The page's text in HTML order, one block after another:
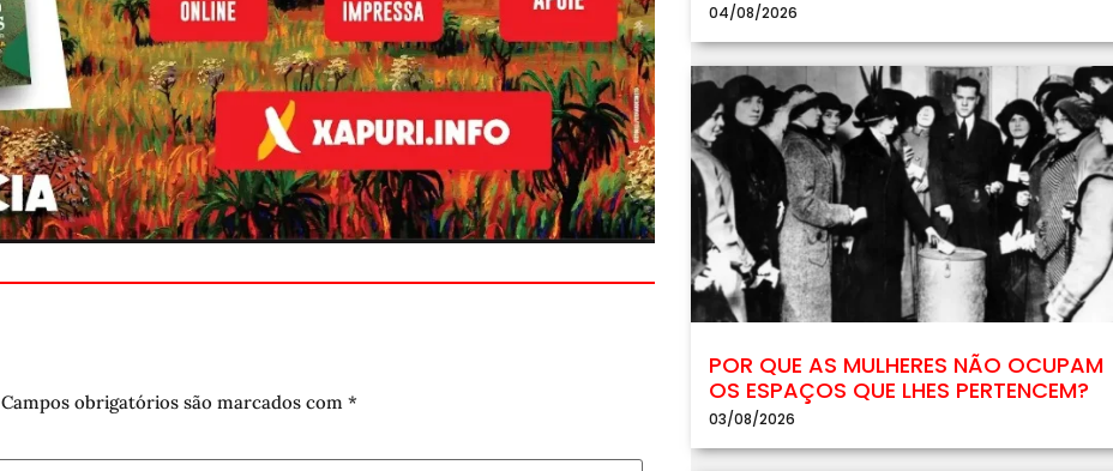
Campos obrigatórios são marcados com *
04/08/2026
POR QUE AS MULHERES NÃO OCUPAM
OS ESPAÇOS QUE LHES PERTENCEM?
03/08/2026